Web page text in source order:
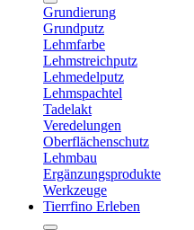
Grundierung
Grundputz
Lehmfarbe
Lehmstreichputz
Lehmedelputz
Lehmspachtel
Tadelakt
Veredelungen
Oberflächenschutz
Lehmbau
Ergänzungsprodukte
Werkzeuge
Tierrfino Erleben